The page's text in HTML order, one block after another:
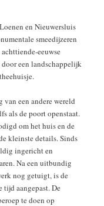
en Nieuwersluis
smeedijzeren
eeuwse
een landschappelijk
een andere wereld
als de poort openstaat.
om het huis en de
kleinste details. Sinds
ingericht en
Na een uitbundig
nog getuigt, is de
tijd aangepast. De
te doen op